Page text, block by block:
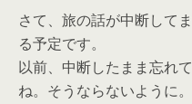
さて、旅の話が中断して
る予定です。
以前、中断したまま忘れ
ね。そうならないように